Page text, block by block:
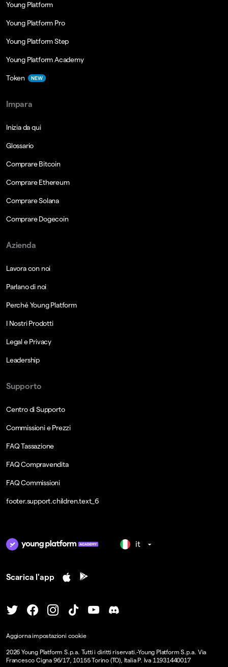
Young Platform
Young Platform Pro
Young Platform Step
Young Platform Academy
Token NEW
Impara
Inizia da qui
Glossario
Comprare Bitcoin
Comprare Ethereum
Comprare Solana
Comprare Dogecoin
Azienda
Lavora con noi
Parlano di noi
Perché Young Platform
I Nostri Prodotti
Legal e Privacy
Leadership
Supporto
Centro di Supporto
Commissioni e Prezzi
FAQ Tassazione
FAQ Compravendita
FAQ Commissioni
footer.support.children.text_6
it
Scarica l'app
2026 Young Platform S.p.a. Tutti i diritti riservati.-Young Platform S.p.a. Via
Francesco Cigna 96/17, 10155 Torino (TO), Italia P. Iva 11931440017
Aggiorna impostazioni cookie